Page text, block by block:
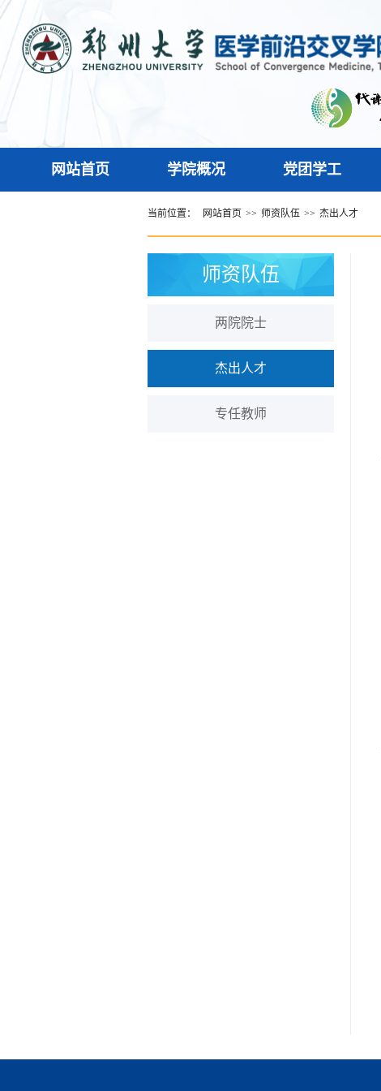
网站首页 学院概况 党团学工
当前位置： 网站首页 >> 师资队伍 >> 杰出人才
师资队伍
两院院士
杰出人才
专任教师